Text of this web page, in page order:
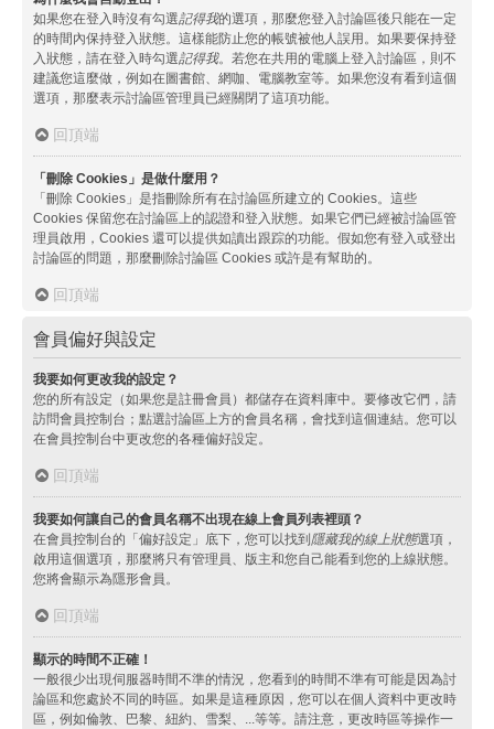
如果您在登入時沒有勾選記得我的選項，那麼您登入討論區後只能在一定
的時間內保持登入狀態。這樣能防止您的帳號被他人誤用。如果要保持登
入狀態，請在登入時勾選記得我。若您在共用的電腦上登入討論區，則不
建議您這麼做，例如在圖書館、網咖、電腦教室等。如果您沒有看到這個
選項，那麼表示討論區管理員已經關閉了這項功能。
回頂端
「刪除 Cookies」是做什麼用？
「刪除 Cookies」是指刪除所有在討論區所建立的 Cookies。這些
Cookies 保留您在討論區上的認證和登入狀態。如果它們已經被討論區管
理員啟用，Cookies 還可以提供如讀出跟踪的功能。假如您有登入或登出
討論區的問題，那麼刪除討論區 Cookies 或許是有幫助的。
回頂端
會員偏好與設定
我要如何更改我的設定？
您的所有設定（如果您是註冊會員）都儲存在資料庫中。要修改它們，請
訪問會員控制台；點選討論區上方的會員名稱，會找到這個連結。您可以
在會員控制台中更改您的各種偏好設定。
回頂端
我要如何讓自己的會員名稱不出現在線上會員列表裡頭？
在會員控制台的「偏好設定」底下，您可以找到隱藏我的線上狀態選項，
啟用這個選項，那麼將只有管理員、版主和您自己能看到您的上線狀態。
您將會顯示為隱形會員。
回頂端
顯示的時間不正確！
一般很少出現伺服器時間不準的情況，您看到的時間不準有可能是因為討
論區和您處於不同的時區。如果是這種原因，您可以在個人資料中更改時
區，例如倫敦、巴黎、紐約、雪梨、...等等。請注意，更改時區等操作一